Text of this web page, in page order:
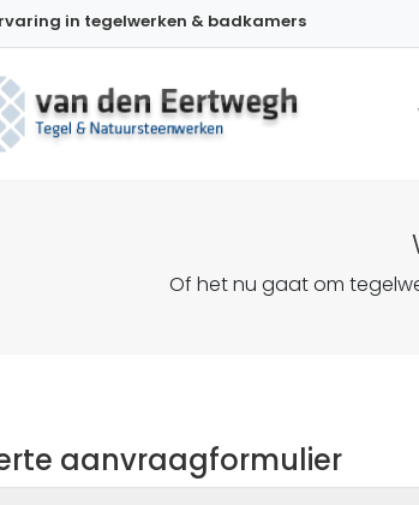
in tegelwerken & badkamers
Of het nu gaat om
aanvraagformulier